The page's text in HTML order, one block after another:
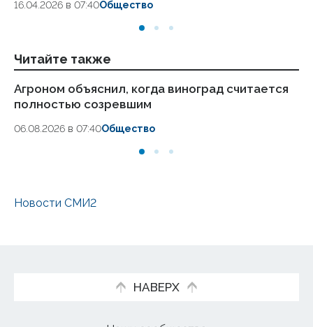
16.04.2026 в 07:40Общество
Читайте также
Агроном объяснил, когда виноград считается
полностью созревшим
06.08.2026 в 07:40Общество
Новости СМИ2
НАВЕРХ